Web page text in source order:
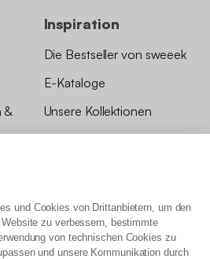
und Cookies von Drittanbietern, um den
zu verbessern, bestimmte
von technischen Cookies zu
und unsere Kommunikation durch
&
Inspiration
Die Bestseller von sweeek
E-Kataloge
Unsere Kollektionen